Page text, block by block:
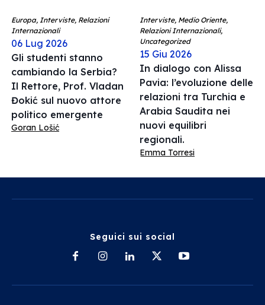
Europa, Interviste, Relazioni
Internazionali
06 Lug 2026
Gli studenti stanno
cambiando la Serbia?
Il Rettore, Prof. Vladan
Đokić sul nuovo attore
politico emergente
Goran Lošić
Interviste, Medio Oriente,
Relazioni Internazionali,
Uncategorized
15 Giu 2026
In dialogo con Alissa
Pavia: l’evoluzione delle
relazioni tra Turchia e
Arabia Saudita nei
nuovi equilibri
regionali.
Emma Torresi
Seguici sui social